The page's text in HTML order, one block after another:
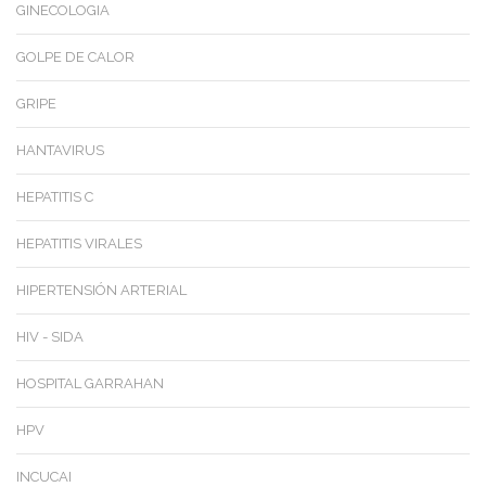
GINECOLOGIA
GOLPE DE CALOR
GRIPE
HANTAVIRUS
HEPATITIS C
HEPATITIS VIRALES
HIPERTENSIÓN ARTERIAL
HIV - SIDA
HOSPITAL GARRAHAN
HPV
INCUCAI